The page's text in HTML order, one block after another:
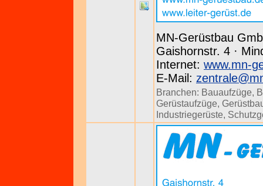
MN-Gerüstbau
Gaishornstr. 4 ·
Internet: www.mn-
E-Mail:
Branchen: Bauaufzüge,
Gerüstaufzüge,
Industriegerüste,